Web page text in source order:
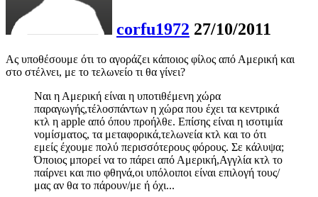
corfu1972 27/10/2011
Ας υποθέσουμε ότι το αγοράζει κάποιος φίλος από Αμερική και
στο στέλνει, με το τελωνείο τι θα γίνει?
Ναι η Αμερική είναι η υποτιθέμενη χώρα
παραγωγής,τέλοσπάντων η χώρα που έχει τα κεντρικά
κτλ η apple από όπου προήλθε. Επίσης είναι η ισοτιμία
νομίσματος, τα μεταφορικά,τελωνεία κτλ και το ότι
εμείς έχουμε πολύ περισσότερους φόρους. Σε κάλυψα;
Όποιος μπορεί να το πάρει από Αμερική,Αγγλία κτλ το
παίρνει και πιο φθηνά,οι υπόλοιποι είναι επιλογή τους/
μας αν θα το πάρουν/με ή όχι...